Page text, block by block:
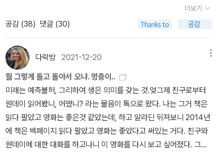
찍었더라면 어땠을까, 이런 걸 좋아 하는 사람도 많겠지, 누군가 내 사
진을 찍어 준다는 걸 원하는 사람들도 있으니까. 모임을 즐겁게 유지
하게 하려는 서비스 차원이었겠지...나는 디폴트를 벗어난 인간임을
종종 이렇게 실감한다. 역시 소통이라는 건 쉬운 일이 아니다. 에
미와 레오는 정기구독을 해지하려던 메일이 잘못 보내져 인연을 맺게
된다. 초반 둘 사이에 오고 가는 실랑이가 재밌고 꽤나 설득력이 있었
다. 두 사람은 성향이 무척 달랐지만 2년 가까이 그렇게 메일을 주고
받으니 호감이 커져갔다. 레오는 커뮤니케이션 카운슬러이자 언어심
리학 쪽 일을 하고 있었는데 그런 배경 탓인지 자신과 성격이 다른 에
미를 잘 이해해 주었고 변덕스럽게 굴 때에도 숨은 진심을 헤아려주
었다. 문제가 없진 않았다. 그는 싱글남이었지만 에미는 유부녀인데
하는데, 딱히 마음에 드는 상대도 없을 뿐더러 별로 재미도 없고 일이
꼬이거나 해서 뭔가 제대로 되지 않는다. 그러다 몇 번째였지, 조쉬의
다. 그 만남 내내 조쉬가 신경쓰는 건 자신이 소개받은 상대가 아니라
그 자리에 함께 있는 헤이즐이었다. 헤이즐의 기분이 어떤지, 헤이즐
이 상대를 어떻게 생각하는지, 헤이즐의 상대는 또 헤이즐을 어떻게
생각하는지에만 더 신경이 쓰이는거다. 그러면서 자신이 이 더블데이
트를 계속하는 건, 헤이즐과 계속 함께할 놀이이기 때문이라는 것도
알게 된다. 그렇게 조쉬와 헤이즐은 서로에 대한 마음을 키워가면서
그러나 베스트프렌드라는 관계를 유지하다가, 어느 술 취한 밤, 섹스
를 한다.자, 여기서부터는 더러운 나의 고백도 이어진다. 내가 아주 오
지를 갖고 있었다. 그래서 그렇게 훌쩍 그곳으로 급하게 갔지만 그에
게 알릴 수는 없었다. 그는 큰 빌딩의 한 층에 살고 있었고 그곳에는
나의 상황과 나의 마음을 알아 나를 도와주고자 하는 친구도 있었다.
(놀랍게도 그녀는 내가 한 번도 본 적 없는 알라디너였다.) 친구는 나
를 맞아주고 내가 일을 해결하게 도와주었다. 나는 그곳에 있었던 만
큼 그를 만나고 싶고 이야기도 하고 싶었지만 그럴 수 없었다. 내가 할
수 있는 최선은 내가 여기에 있음을, 여기에 와 있음을 그에게 알리는
것 뿐이었다. 우연인 척 내가 여기 있음을 그에게 알릴 수는 있었지만,
한순간 우리는 마주쳤지만 인사도 할 수 없었고 나는 얼른 두려운 마
음에 돌아섰다. 나를 도와주는 사람들과 시간을 보내고 다시 집으로
들어갔는데, 거기에는 사람들이 모여 이야기를 나누고 술을 마시고
더보기
공감 (38) 댓글 (30)
다락방 2021-12-20
뭘 그렇게 돌고 돌아서 오냐. 멍충이..
미래는 예측불허, 그리하여 생은 의미를 갖는 것.엊그제 친구로부터
원데이 읽어봤니, 어땠니? 라는 물음이 톡으로 왔다. 나는 그거 책은
읽다 팔았고 영화는 좋은것 같았는데, 하고 알라딘 뒤져보니 2014년
에 책은 백페이지 읽다 팔았고 영화는 좋았다고 써있는 거다. 친구와
원데이에 대한 대화를 하고나니 이 영화를 다시 보고 싶어졌다. 그리